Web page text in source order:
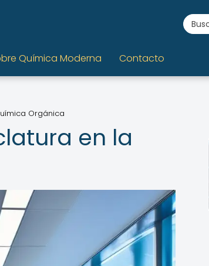
Química Moderna Contacto
Orgánica
en la